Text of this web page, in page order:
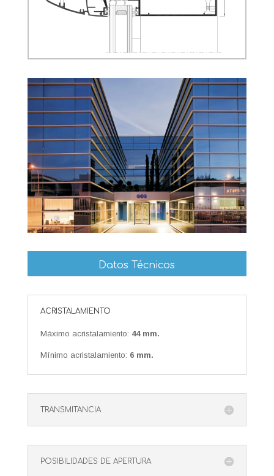
Datos Técnicos
ACRISTALAMIENTO
Máximo acristalamiento: 44 mm.
Mínimo acristalamiento: 6 mm.
TRANSMITANCIA
POSIBILIDADES DE APERTURA